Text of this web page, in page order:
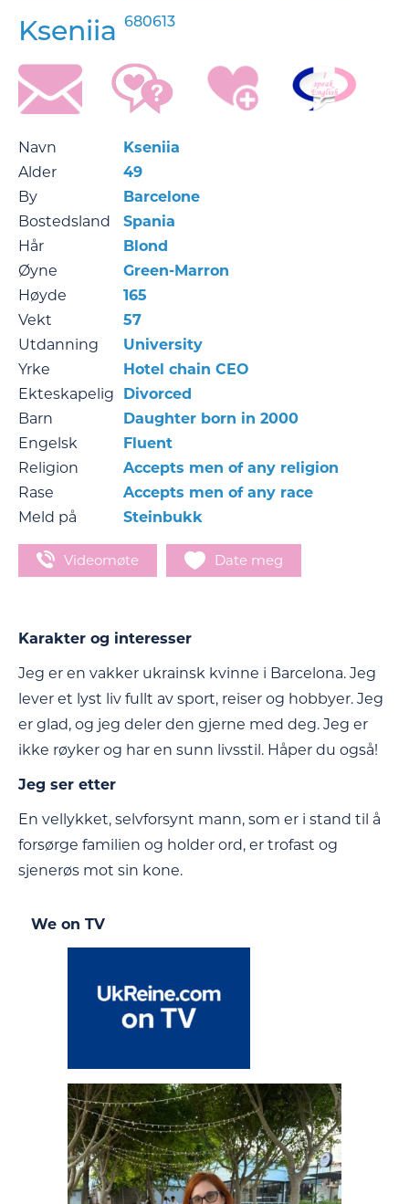
Kseniia 680613
Navn
Kseniia
Alder
49
By
Barcelone
Bostedsland
Spania
Hår
Blond
Øyne
Green-Marron
Høyde
165
Vekt
57
Utdanning
University
Yrke
Hotel chain CEO
Ekteskapelig
Divorced
Barn
Daughter born in 2000
Engelsk
Fluent
Religion
Accepts men of any religion
Rase
Accepts men of any race
Meld på
Steinbukk
Videomøte Date meg
Karakter og interesser
Jeg er en vakker ukrainsk kvinne i Barcelona. Jeg
lever et lyst liv fullt av sport, reiser og ️hobbyer. Jeg
er glad, og jeg deler den gjerne med deg. Jeg er
ikke røyker og har en sunn livsstil. Håper du også!
Jeg ser etter
En vellykket, selvforsynt mann, som er i stand til å
forsørge familien og holder ord, er trofast og
sjenerøs mot sin kone.
We on TV